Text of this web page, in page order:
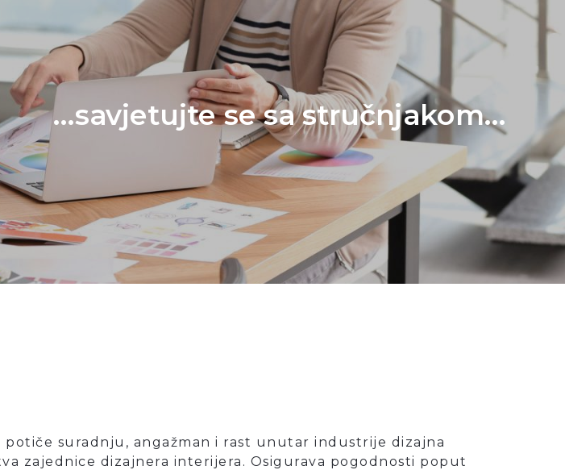
...savjetujte se sa stručnjakom...
suradnju, angažman i rast unutar industrije dizajna
zajednice dizajnera interijera. Osigurava pogodnosti poput